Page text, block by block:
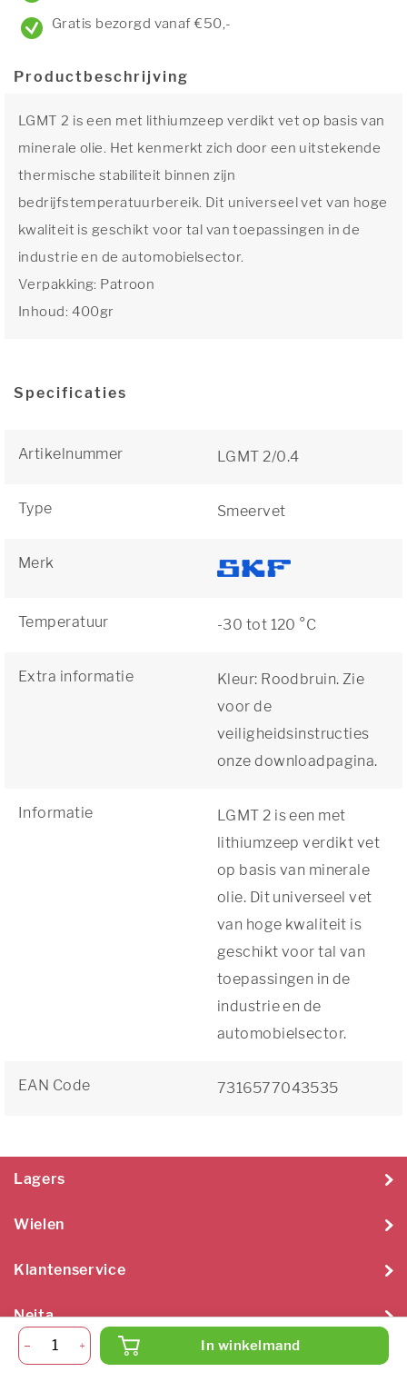
Gratis bezorgd vanaf €50,-
Productbeschrijving
LGMT 2 is een met lithiumzeep verdikt vet op basis van
minerale olie. Het kenmerkt zich door een uitstekende
thermische stabiliteit binnen zijn
bedrijfstemperatuurbereik. Dit universeel vet van hoge
kwaliteit is geschikt voor tal van toepassingen in de
industrie en de automobielsector.
Verpakking: Patroon
Inhoud: 400gr
Specificaties
Artikelnummer LGMT 2/0.4
Type Smeervet
Merk
Temperatuur -30 tot 120 °C
Extra informatie
Kleur: Roodbruin. Zie
voor de
veiligheidsinstructies
onze downloadpagina.
Informatie
LGMT 2 is een met
lithiumzeep verdikt vet
op basis van minerale
olie. Dit universeel vet
van hoge kwaliteit is
geschikt voor tal van
toepassingen in de
industrie en de
automobielsector.
EAN Code 7316577043535
In winkelmand
Lagers
Wielen
Klantenservice
Neita
Neita Techniek B.V. 2026